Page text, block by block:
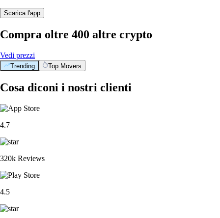
Scarica l'app
Compra oltre 400 altre crypto
Vedi prezzi
Trending Top Movers
Cosa diconi i nostri clienti
4.7
320k Reviews
4.5